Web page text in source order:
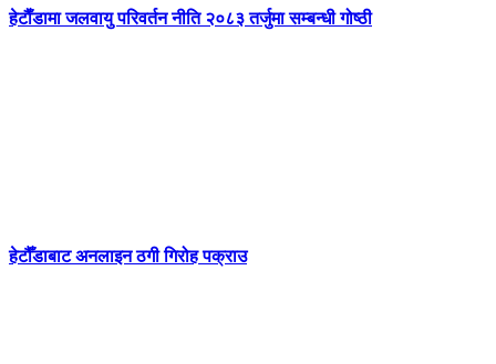
हेटाैँडामा जलवायु परिवर्तन नीति २०८३ तर्जुमा सम्बन्धी गोष्ठी
हेटौँडाबाट अनलाइन ठगी गिरोह पक्राउ